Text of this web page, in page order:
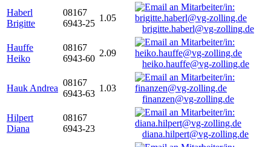
Haberl
Brigitte
08167
6943-25
1.05
brigitte.haberl@vg-zolling.de
Hauffe
Heiko
08167
6943-60
2.09
heiko.hauffe@vg-zolling.de
Hauk Andrea
08167
6943-63
1.03
finanzen@vg-zolling.de
Hilpert
Diana
08167
6943-23
diana.hilpert@vg-zolling.de